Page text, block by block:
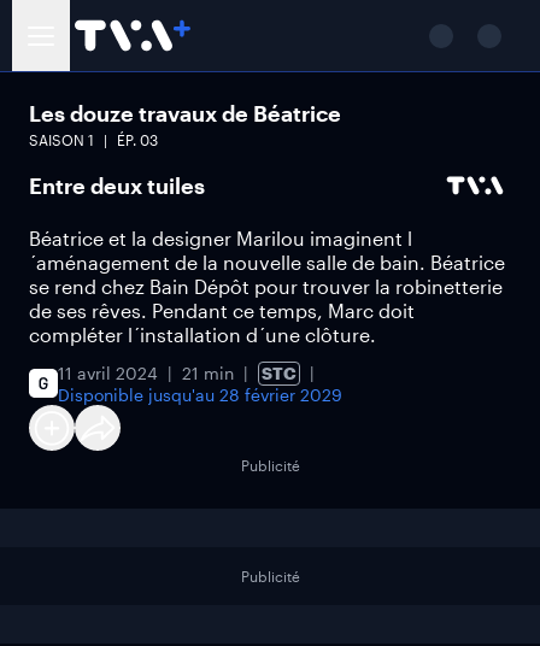
Les douze travaux de Béatrice
SAISON 1 ÉP. 03
Entre deux tuiles
Béatrice et la designer Marilou imaginent l
´aménagement de la nouvelle salle de bain. Béatrice
se rend chez Bain Dépôt pour trouver la robinetterie
de ses rêves. Pendant ce temps, Marc doit
compléter l´installation d´une clôture.
11 avril 2024 21 min
STC
Disponible jusqu'au 28 février 2029
Publicité
Publicité